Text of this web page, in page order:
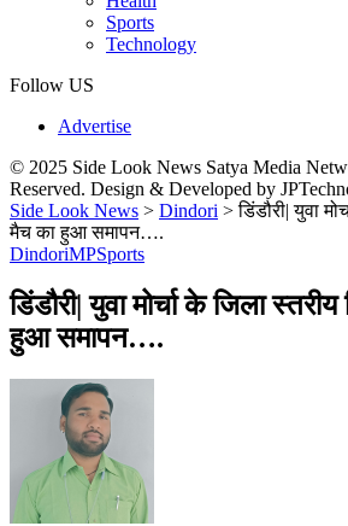
Sports
Technology
Follow US
Advertise
© 2025 Side Look News Satya Media
Reserved. Design & Developed by
Side Look News > Dindori >डिंडौरी| युवा
मैच का हुआ समापन….
DindoriMPSports
डिंडौरी| युवा मोर्चा के जिला
हुआ समापन….